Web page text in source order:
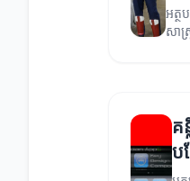
អត្ថ
សាស្
គ
ប